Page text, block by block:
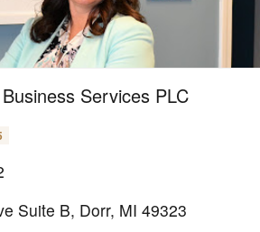
Services PLC
Suite B, Dorr, MI 49323